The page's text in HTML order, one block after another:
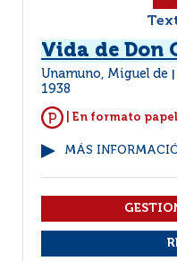
Vida de Don
Unamuno, Miguel de
1938
| En formato
MÁS